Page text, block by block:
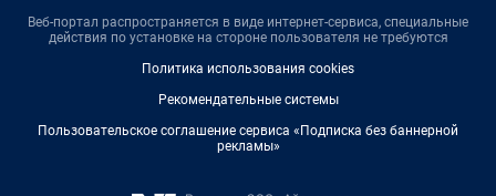
Веб-портал распространяется в виде интернет-сервиса, специальные
действия по установке на стороне пользователя не требуются
Политика использования cookies
Рекомендательные системы
Пользовательское соглашение сервиса «Подписка без баннерной
рекламы»